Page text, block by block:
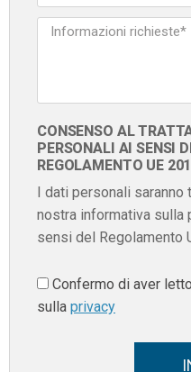
CONSENSO AL
PERSONALI AI SENSI
REGOLAMENTO UE
I dati personali
nostra informativa sulla
sensi del Regolamento
Confermo di aver
sulla privacy